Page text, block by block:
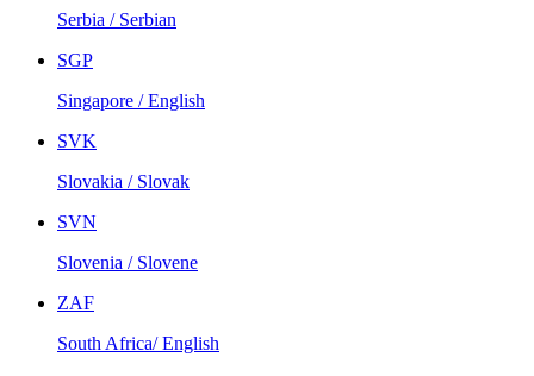
Serbia / Serbian
SGP
Singapore / English
SVK
Slovakia / Slovak
SVN
Slovenia / Slovene
ZAF
South Africa/ English